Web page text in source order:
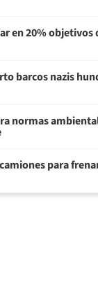
en 20%
barcos nazis
normas
para